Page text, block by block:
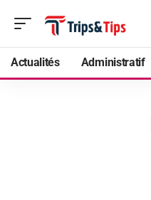
Actualités Administratif